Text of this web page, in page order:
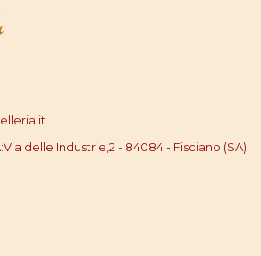
:Via delle Industrie,2 - 84084 - Fisciano (SA)